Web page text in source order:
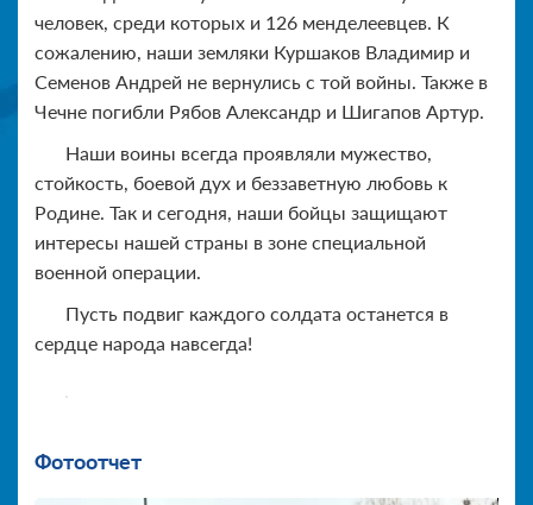
человек, среди которых и 126 менделеевцев. К
сожалению, наши земляки Куршаков Владимир и
Семенов Андрей не вернулись с той войны. Также в
Чечне погибли Рябов Александр и Шигапов Артур.
Наши воины всегда проявляли мужество,
стойкость, боевой дух и беззаветную любовь к
Родине. Так и сегодня, наши бойцы защищают
интересы нашей страны в зоне специальной
военной операции.
Пусть подвиг каждого солдата останется в
сердце народа навсегда!
Фотоотчет